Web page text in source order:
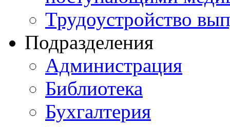
Трудоустройство
Подразделения
Администрация
Библиотека
Бухгалтерия